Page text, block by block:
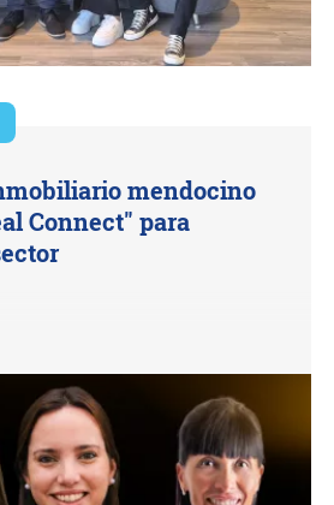
mendocino
Connect" para